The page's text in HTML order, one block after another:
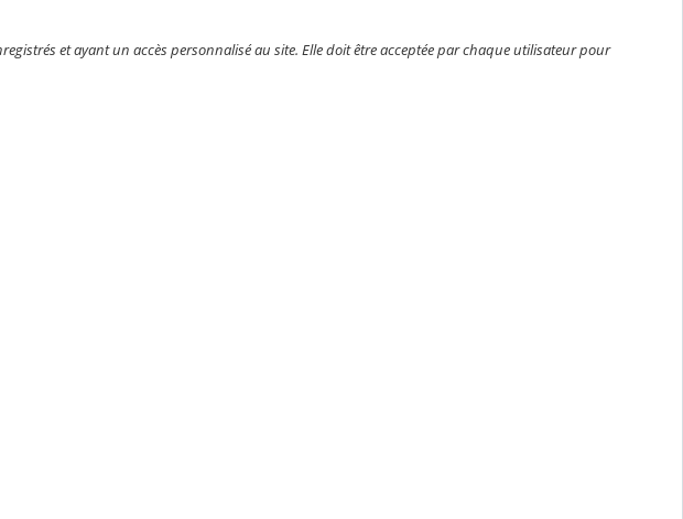
et ayant un accès personnalisé au site. Elle doit être acceptée par chaque utilisateur pour